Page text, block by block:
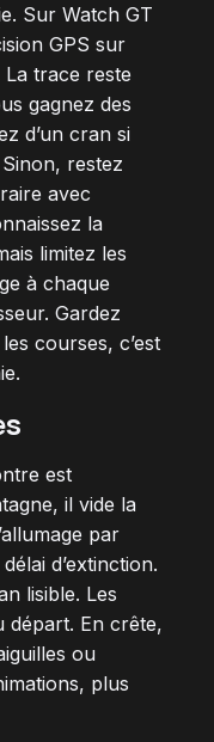
Sur Watch GT
GPS sur
trace reste
gagnez des
d’un cran si
restez
avec
la
limitez les
à chaque
Gardez
courses, c’est
est
il vide la
par
d’extinction.
lisible. Les
départ. En crête,
ou
plus